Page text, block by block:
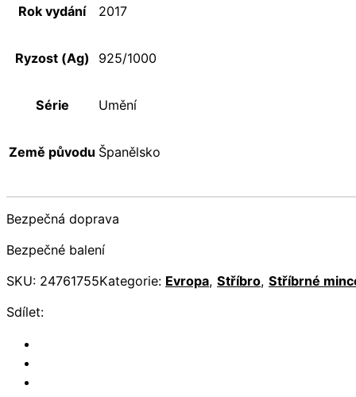
Rok vydání 2017
Ryzost (Ag) 925/1000
Série Umění
Země původu Španělsko
Bezpečná doprava
Bezpečné balení
SKU: 24761755Kategorie: Evropa, Stříbro, Stříbrné
Sdílet: